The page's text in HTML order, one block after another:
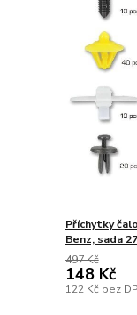
Příchytky
Benz, sada
497 Kč
148 Kč
122 Kč bez